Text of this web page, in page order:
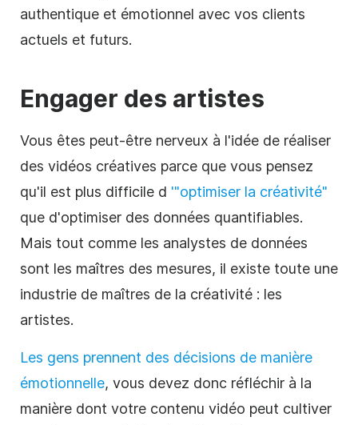
authentique et émotionnel avec vos clients
actuels et futurs.
Engager des artistes
Vous êtes peut-être nerveux à l'idée de réaliser
des vidéos créatives parce que vous pensez
qu'il est plus difficile d '"optimiser la créativité"
que d'optimiser des données quantifiables.
Mais tout comme les analystes de données
sont les maîtres des mesures, il existe toute une
industrie de maîtres de la créativité : les
artistes.
Les gens prennent des décisions de manière
émotionnelle, vous devez donc réfléchir à la
manière dont votre contenu vidéo peut cultiver